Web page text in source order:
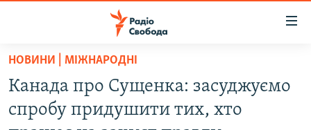
Перейти
основного
матеріалу
Перейти
ВСЕ ЗА ДОБУ
СТАТТІ
НОВИНИ | МІЖНАРОДНІ
Канада про Сущенка: засуджуємо
спробу придушити тих, хто